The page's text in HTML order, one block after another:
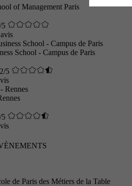
of Management Paris
5
School - Campus de Paris
5
5
de Paris des Métiers de la Table